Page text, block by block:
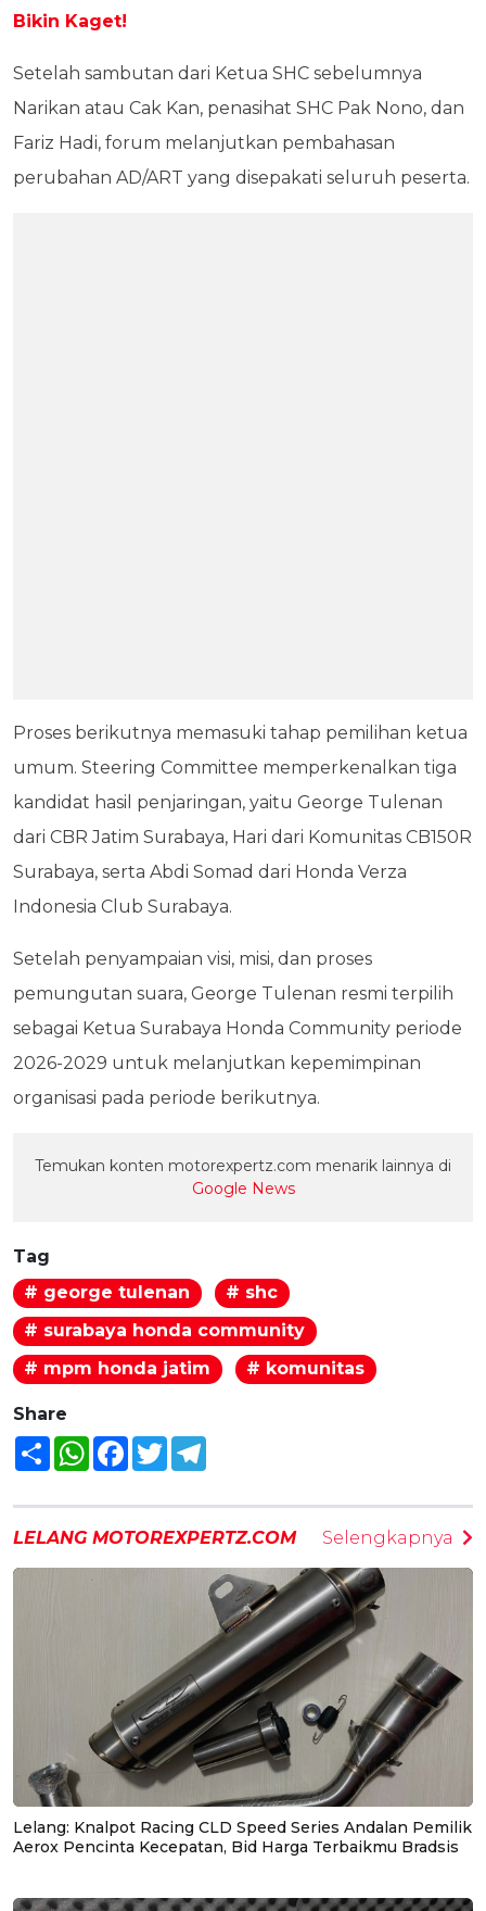
Bikin Kaget!
Setelah sambutan dari Ketua SHC sebelumnya
Narikan atau Cak Kan, penasihat SHC Pak Nono, dan
Fariz Hadi, forum melanjutkan pembahasan
perubahan AD/ART yang disepakati seluruh peserta.
Proses berikutnya memasuki tahap pemilihan ketua
umum. Steering Committee memperkenalkan tiga
kandidat hasil penjaringan, yaitu George Tulenan
dari CBR Jatim Surabaya, Hari dari Komunitas CB150R
Surabaya, serta Abdi Somad dari Honda Verza
Indonesia Club Surabaya.
Setelah penyampaian visi, misi, dan proses
pemungutan suara, George Tulenan resmi terpilih
sebagai Ketua Surabaya Honda Community periode
2026-2029 untuk melanjutkan kepemimpinan
organisasi pada periode berikutnya.
Temukan konten motorexpertz.com menarik lainnya di
Google News
Tag
# george tulenan
# shc
# surabaya honda community
# mpm honda jatim
# komunitas
Share
Share WhatsAppFacebook
Twitter
LELANG MOTOREXPERTZ.COM Selengkapnya
Lelang: Knalpot Racing CLD Speed Series Andalan Pemilik
Aerox Pencinta Kecepatan, Bid Harga Terbaikmu Bradsis